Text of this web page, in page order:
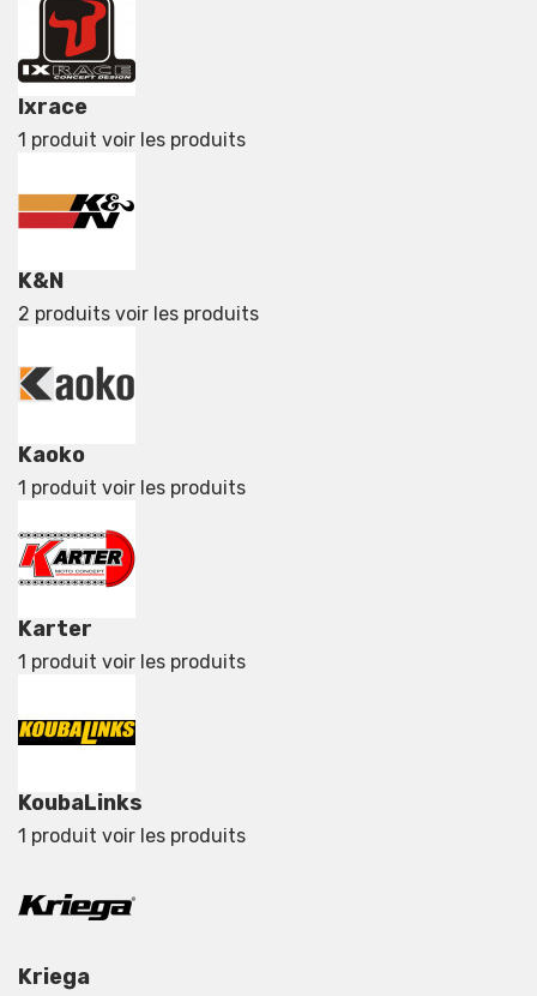
Ixrace
1 produit voir les produits
K&N
2 produits voir les produits
Kaoko
1 produit voir les produits
Karter
1 produit voir les produits
KoubaLinks
1 produit voir les produits
Kriega